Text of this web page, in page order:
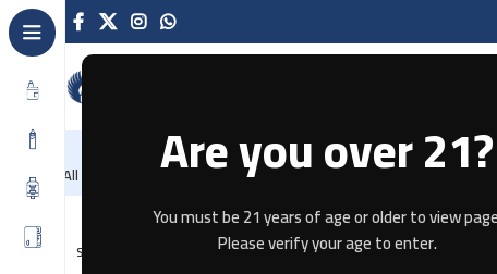
Are you over 21?
You must be 21 years of age or older to view
Please verify your age to enter.
All Categories HomeRecently Arrived Offers BlogContact Us
Home PHIX 6 – Watermelon(1Pack) – (36MG)
SOLD OUT